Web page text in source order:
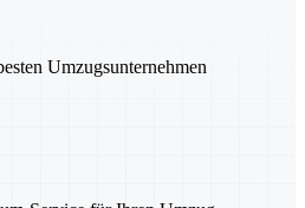
Umzugsunternehmen